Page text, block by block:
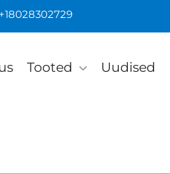
Tooted Uudised